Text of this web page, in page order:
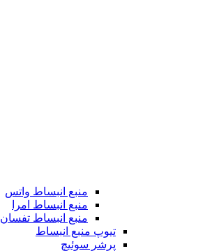
منبع انبساط واتس
منبع انبساط امرا
منبع انبساط تفسان
تیوپ منبع انبساط
پرشر سوئیچ